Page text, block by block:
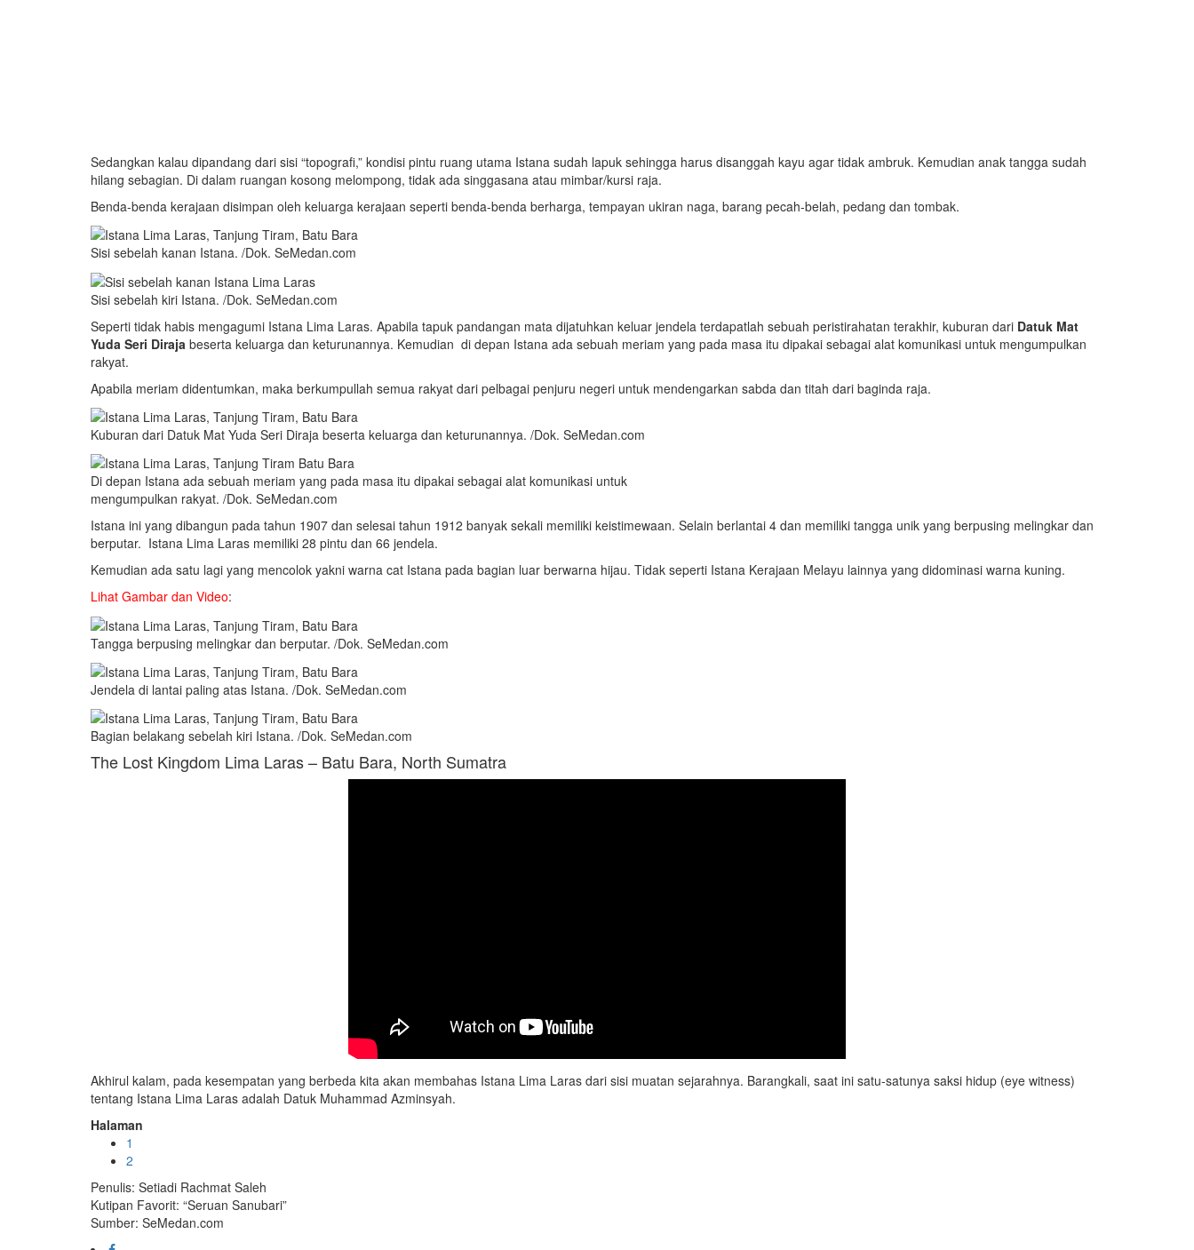
Sedangkan kalau dipandang dari sisi “topografi,” kondisi pintu ruang utama Istana sudah lapuk sehingga harus disanggah kayu agar tidak ambruk. Kemudian anak tangga sudah
hilang sebagian. Di dalam ruangan kosong melompong, tidak ada singgasana atau mimbar/kursi raja.
Benda-benda kerajaan disimpan oleh keluarga kerajaan seperti benda-benda berharga, tempayan ukiran naga, barang pecah-belah, pedang dan tombak.
Sisi sebelah kanan Istana. /Dok. SeMedan.com
Sisi sebelah kiri Istana. /Dok. SeMedan.com
Seperti tidak habis mengagumi Istana Lima Laras. Apabila tapuk pandangan mata dijatuhkan keluar jendela terdapatlah sebuah peristirahatan terakhir, kuburan dari Datuk Mat
Yuda Seri Diraja beserta keluarga dan keturunannya. Kemudian di depan Istana ada sebuah meriam yang pada masa itu dipakai sebagai alat komunikasi untuk mengumpulkan
rakyat.
Apabila meriam didentumkan, maka berkumpullah semua rakyat dari pelbagai penjuru negeri untuk mendengarkan sabda dan titah dari baginda raja.
Kuburan dari Datuk Mat Yuda Seri Diraja beserta keluarga dan keturunannya. /Dok. SeMedan.com
Di depan Istana ada sebuah meriam yang pada masa itu dipakai sebagai alat komunikasi untuk
mengumpulkan rakyat. /Dok. SeMedan.com
Istana ini yang dibangun pada tahun 1907 dan selesai tahun 1912 banyak sekali memiliki keistimewaan. Selain berlantai 4 dan memiliki tangga unik yang berpusing melingkar dan
berputar. Istana Lima Laras memiliki 28 pintu dan 66 jendela.
Kemudian ada satu lagi yang mencolok yakni warna cat Istana pada bagian luar berwarna hijau. Tidak seperti Istana Kerajaan Melayu lainnya yang didominasi warna kuning.
Lihat Gambar dan Video:
Tangga berpusing melingkar dan berputar. /Dok. SeMedan.com
Jendela di lantai paling atas Istana. /Dok. SeMedan.com
Bagian belakang sebelah kiri Istana. /Dok. SeMedan.com
The Lost Kingdom Lima Laras – Batu Bara, North Sumatra
Akhirul kalam, pada kesempatan yang berbeda kita akan membahas Istana Lima Laras dari sisi muatan sejarahnya. Barangkali, saat ini satu-satunya saksi hidup (eye witness)
tentang Istana Lima Laras adalah Datuk Muhammad Azminsyah.
Halaman
1
2
Penulis: Setiadi Rachmat Saleh
Kutipan Favorit: “Seruan Sanubari”
Sumber: SeMedan.com